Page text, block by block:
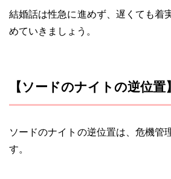
結婚話は性急に進めず、遅くても着
めていきましょう。
【ソードのナイトの逆位置
ソードのナイトの逆位置は、危機管
す。